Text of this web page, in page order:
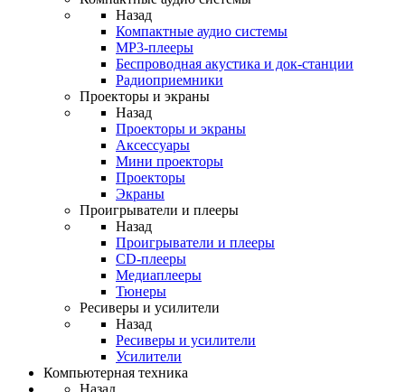
Назад
Компактные аудио системы
MP3-плееры
Беспроводная акустика и док-станции
Радиоприемники
Проекторы и экраны
Назад
Проекторы и экраны
Аксессуары
Мини проекторы
Проекторы
Экраны
Проигрыватели и плееры
Назад
Проигрыватели и плееры
CD-плееры
Медиаплееры
Тюнеры
Ресиверы и усилители
Назад
Ресиверы и усилители
Усилители
Компьютерная техника
Назад